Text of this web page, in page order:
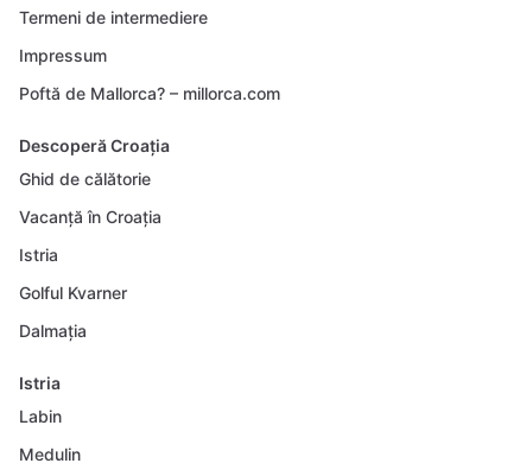
Termeni de intermediere
Impressum
Poftă de Mallorca? – millorca.com
Descoperă Croația
Ghid de călătorie
Vacanță în Croația
Istria
Golful Kvarner
Dalmația
Istria
Labin
Medulin